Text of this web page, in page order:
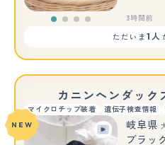
3時間前
ただいま1人
カニンヘンダッ
マイクロチップ装着 遺伝子検査情報
NEW
岐阜県
ブラッ